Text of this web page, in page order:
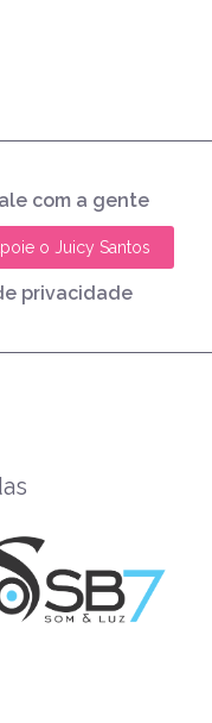
com a gente
o Juicy Santos
privacidade